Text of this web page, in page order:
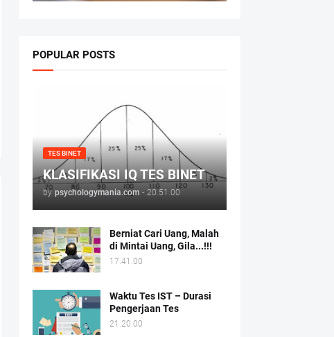
POPULAR POSTS
TES BINET
KLASIFIKASI IQ TES BINET
by psychologymania.com - 20.51.00
Berniat Cari Uang, Malah
di Mintai Uang, Gila...!!!
17.41.00
Waktu Tes IST – Durasi
Pengerjaan Tes
21.20.00